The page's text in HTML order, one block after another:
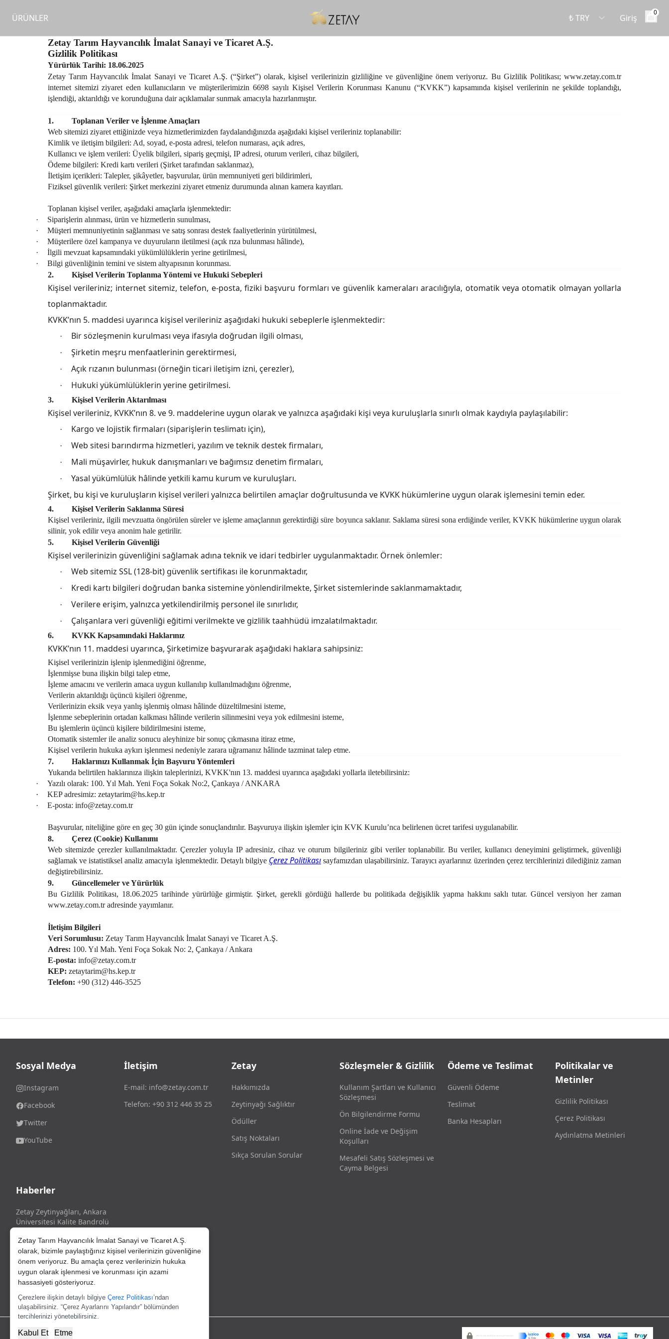
ÜRÜNLER Giriş
0
Zetay Tarım Hayvancılık İmalat Sanayi ve Ticaret A.Ş.
Gizlilik Politikası
Yürürlük Tarihi: 18.06.2025
Zetay Tarım Hayvancılık İmalat Sanayi ve Ticaret A.Ş. (“Şirket”) olarak, kişisel verilerinizin gizliliğine ve güvenliğine önem veriyoruz. Bu Gizlilik Politikası; www.zetay.com.tr
internet sitemizi ziyaret eden kullanıcıların ve müşterilerimizin 6698 sayılı Kişisel Verilerin Korunması Kanunu (“KVKK”) kapsamında kişisel verilerinin ne şekilde toplandığı,
işlendiği, aktarıldığı ve korunduğuna dair açıklamalar sunmak amacıyla hazırlanmıştır.
1.
Toplanan Veriler ve İşlenme Amaçları
Web sitemizi ziyaret ettiğinizde veya hizmetlerimizden faydalandığınızda aşağıdaki kişisel verileriniz toplanabilir:
Kimlik ve iletişim bilgileri: Ad, soyad, e-posta adresi, telefon numarası, açık adres,
Kullanıcı ve işlem verileri: Üyelik bilgileri, sipariş geçmişi, IP adresi, oturum verileri, cihaz bilgileri,
Ödeme bilgileri: Kredi kartı verileri (Şirket tarafından saklanmaz),
İletişim içerikleri: Talepler, şikâyetler, başvurular, ürün memnuniyeti geri bildirimleri,
Fiziksel güvenlik verileri: Şirket merkezini ziyaret etmeniz durumunda alınan kamera kayıtları.
Toplanan kişisel veriler, aşağıdaki amaçlarla işlenmektedir:
·
Siparişlerin alınması, ürün ve hizmetlerin sunulması,
·
Müşteri memnuniyetinin sağlanması ve satış sonrası destek faaliyetlerinin yürütülmesi,
·
Müşterilere özel kampanya ve duyuruların iletilmesi (açık rıza bulunması hâlinde),
·
İlgili mevzuat kapsamındaki yükümlülüklerin yerine getirilmesi,
·
Bilgi güvenliğinin temini ve sistem altyapısının korunması.
2.
Kişisel Verilerin Toplanma Yöntemi ve Hukuki Sebepleri
Kişisel verileriniz; internet sitemiz, telefon, e-posta, fiziki başvuru formları ve güvenlik kameraları aracılığıyla, otomatik veya otomatik olmayan yollarla
toplanmaktadır.
KVKK’nın 5. maddesi uyarınca kişisel verileriniz aşağıdaki hukuki sebeplerle işlenmektedir:
· Bir sözleşmenin kurulması veya ifasıyla doğrudan ilgili olması,
· Şirketin meşru menfaatlerinin gerektirmesi,
· Açık rızanın bulunması (örneğin ticari iletişim izni, çerezler),
· Hukuki yükümlülüklerin yerine getirilmesi.
3. Kişisel Verilerin Aktarılması
Kişisel verileriniz, KVKK’nın 8. ve 9. maddelerine uygun olarakve yalnızca aşağıdaki kişi veya kuruluşlarla sınırlı olmak kaydıyla paylaşılabilir:
· Kargo ve lojistik firmaları (siparişlerin teslimatı için),
· Web sitesi barındırma hizmetleri, yazılım ve teknik destek firmaları,
· Mali müşavirler, hukuk danışmanları ve bağımsız denetim firmaları,
·
Yasal yükümlülük hâlinde yetkili kamu kurum ve kuruluşları.
Şirket, bu kişi ve kuruluşların kişisel verileri yalnızca belirtilen amaçlar doğrultusunda ve KVKK hükümlerine uygun olarak işlemesini temin eder.
4.
Kişisel Verilerin Saklanma Süresi
Kişisel verileriniz, ilgili mevzuatta öngörülen süreler ve işleme amaçlarının gerektirdiği süre boyunca saklanır. Saklama süresi sona erdiğinde veriler, KVKK hükümlerine uygun olarak
silinir, yok edilir veya anonim hale getirilir.
5.
Kişisel Verilerin Güvenliği
Kişisel verilerinizin güvenliğini sağlamak adına teknik ve idari tedbirler uygulanmaktadır. Örnek önlemler:
· Web sitemiz SSL (128-bit) güvenlik sertifikası ile korunmaktadır,
· Kredi kartı bilgileri doğrudan banka sistemine yönlendirilmekte, Şirket sistemlerinde saklanmamaktadır,
· Verilere erişim, yalnızca yetkilendirilmiş personel ile sınırlıdır,
· Çalışanlara veri güvenliği eğitimi verilmekte ve gizlilik taahhüdü imzalatılmaktadır.
6. KVKK Kapsamındaki Haklarınız
KVKK’nın 11. maddesi uyarınca, Şirketimize başvurarak aşağıdaki haklara sahipsiniz:
Kişisel verilerinizin işlenip işlenmediğini öğrenme,
İşlenmişse buna ilişkin bilgi talep etme,
İşleme amacını ve verilerin amaca uygun kullanılıp kullanılmadığını öğrenme,
Verilerin aktarıldığı üçüncü kişileri öğrenme,
Verilerinizin eksik veya yanlış işlenmiş olması hâlinde düzeltilmesini isteme,
İşlenme sebeplerinin ortadan kalkması hâlinde verilerin silinmesini veya yok edilmesini isteme,
Bu işlemlerin üçüncü kişilere bildirilmesini isteme,
Otomatik sistemler ile analiz sonucu aleyhinize bir sonuç çıkmasına itiraz etme,
Kişisel verilerin hukuka aykırı işlenmesi nedeniyle zarara uğramanız hâlinde tazminat talep etme.
7.
Haklarınızı Kullanmak İçin Başvuru Yöntemleri
Yukarıda belirtilen haklarınıza ilişkin taleplerinizi, KVKK'nın 13. maddesi uyarınca aşağıdaki yollarla iletebilirsiniz:
·
Yazılı olarak: 100. Yıl Mah. Yeni Foça Sokak No:2, Çankaya / ANKARA
·
KEP adresimiz: zetaytarim@hs.kep.tr
·
E-posta: info@zetay.com.tr
Başvurular, niteliğine göre en geç 30 gün içinde sonuçlandırılır. Başvuruya ilişkin işlemler için KVK Kurulu’nca belirlenen ücret tarifesi uygulanabilir.
8.
Çerez (Cookie) Kullanımı
Web sitemizde çerezler kullanılmaktadır. Çerezler yoluyla IP adresiniz, cihaz ve oturum bilgileriniz gibi veriler toplanabilir. Bu veriler, kullanıcı deneyimini geliştirmek, güvenliği
sağlamak ve istatistiksel analiz amacıyla işlenmektedir. Detaylı bilgiye Çerez Politikası sayfamızdan ulaşabilirsiniz. Tarayıcı ayarlarınız üzerinden çerez tercihlerinizi dilediğiniz zaman
değiştirebilirsiniz.
9.
Güncellemeler ve Yürürlük
Bu Gizlilik Politikası, 18.06.2025 tarihinde yürürlüğe girmiştir. Şirket, gerekli gördüğü hallerde bu politikada değişiklik yapma hakkını saklı tutar. Güncel versiyon her zaman
www.zetay.com.tradresinde yayımlanır.
İletişim Bilgileri
Veri Sorumlusu: Zetay Tarım Hayvancılık İmalat Sanayi ve Ticaret A.Ş.
Adres: 100. Yıl Mah. Yeni Foça Sokak No: 2, Çankaya / Ankara
E-posta: info@zetay.com.tr
KEP: zetaytarim@hs.kep.tr
Telefon: +90 (312) 446-3525
Zetay Tarım Hayvancılık İmalat Sanayi ve Ticaret A.Ş.
olarak, bizimle paylaştığınız kişisel verilerinizin güvenliğine
önem veriyoruz. Bu amaçla çerez verilerinizin hukuka
uygun olarak işlenmesi ve korunması için azami
hassasiyeti gösteriyoruz.
Çerezlere ilişkin detaylı bilgiye Çerez Politikası’ndan
ulaşabilirsiniz. “Çerez Ayarlarını Yapılandır” bölümünden
tercihlerinizi yönetebilirsiniz.
Kabul Et Etme
Sosyal Medya
Instagram
Facebook
Twitter
YouTube
İletişim
E-mail: info@zetay.com.tr
Telefon: +90 312 446 35 25
Zetay
Hakkımızda
Zeytinyağı Sağlıktır
Ödüller
Satış Noktaları
Sıkça Sorulan Sorular
Sözleşmeler & Gizlilik
Kullanım Şartları ve Kullanıcı
Sözleşmesi
Ön Bilgilendirme Formu
Online İade ve Değişim
Koşulları
Mesafeli Satış Sözleşmesi ve
Cayma Belgesi
Ödeme ve Teslimat
Güvenli Ödeme
Teslimat
Banka Hesapları
Politikalar ve
Metinler
Gizlilik Politikası
Çerez Politikası
Aydınlatma Metinleri
Haberler
Zetay Zeytinyağları, Ankara
Üniversitesi Kalite Bandrolü
Gate of Tec Resmi Distribütörüdür.
Copyright © 2025